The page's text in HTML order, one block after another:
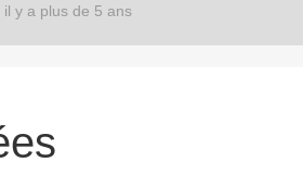
il y a plus de 5 ans